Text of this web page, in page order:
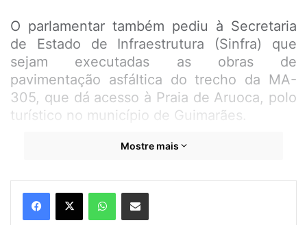
O parlamentar também pediu à Secretaria
de Estado de Infraestrutura (Sinfra) que
sejam executadas as obras de
pavimentação asfáltica do trecho da MA-
305, que dá acesso à Praia de Aruoca, polo
turístico no município de Guimarães.
Segundo Zé Inácio, a estrutura da
ligar o município de Bequimão a São Bento,
é uma demanda da população daquela
região da Baixada Maranhense, uma vez
Mostre mais